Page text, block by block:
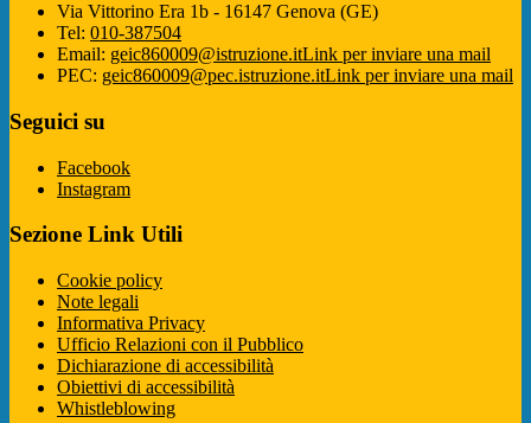
Via Vittorino Era 1b - 16147 Genova (GE)
Tel: 010-387504
Email: geic860009@istruzione.itLink per inviare una mail
PEC: geic860009@pec.istruzione.itLink per inviare una mail
Seguici su
Facebook
Instagram
Sezione Link Utili
Cookie policy
Note legali
Informativa Privacy
Ufficio Relazioni con il Pubblico
Dichiarazione di accessibilità
Obiettivi di accessibilità
Whistleblowing